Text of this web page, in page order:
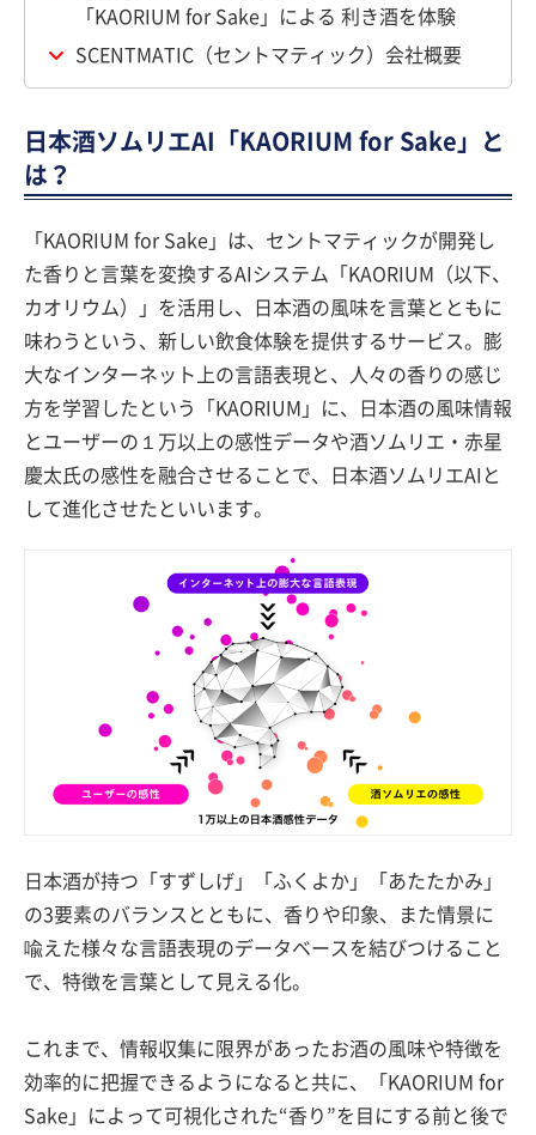
「KAORIUM for Sake」による 利き酒を体験
SCENTMATIC（セントマティック）会社概要
日本酒ソムリエAI「KAORIUM for Sake」と
は？
「KAORIUM for Sake」は、セントマティックが開発し
た香りと言葉を変換するAIシステム「KAORIUM（以下、
カオリウム）」を活用し、日本酒の風味を言葉とともに
味わうという、新しい飲食体験を提供するサービス。膨
大なインターネット上の言語表現と、人々の香りの感じ
方を学習したという「KAORIUM」に、日本酒の風味情報
とユーザーの１万以上の感性データや酒ソムリエ・赤星
慶太氏の感性を融合させることで、日本酒ソムリエAIと
して進化させたといいます。
日本酒が持つ「すずしげ」「ふくよか」「あたたかみ」
の3要素のバランスとともに、香りや印象、また情景に
喩えた様々な言語表現のデータベースを結びつけること
で、特徴を言葉として見える化。
これまで、情報収集に限界があったお酒の風味や特徴を
効率的に把握できるようになると共に、「KAORIUM for
Sake」によって可視化された“香り”を目にする前と後で